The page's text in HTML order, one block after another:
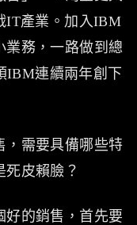
IT產業。加入IBM
業務，一路做到總
IBM連續兩年創下
，需要具備哪些特
死皮賴臉？
好的銷售，首先要